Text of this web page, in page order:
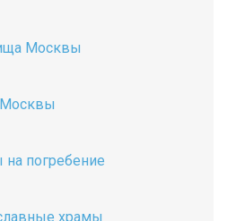
Москвы
на погребение
храмы